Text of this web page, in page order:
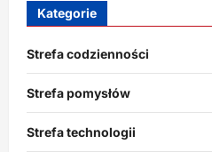
Kategorie
Strefa codzienności
Strefa pomysłów
Strefa technologii